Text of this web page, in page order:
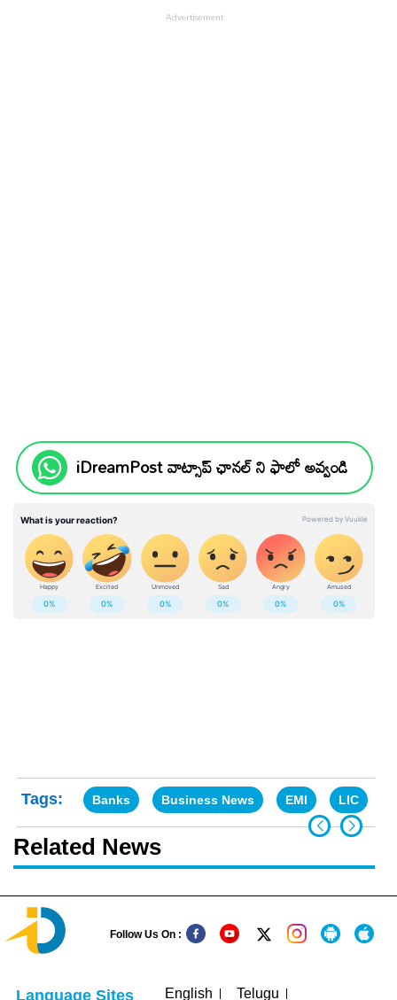
iDreamPost వాట్సాప్ ఛానల్ ని ఫాలో అవ్వండి
Tags: Banks Business News EMI LIC
Related News
Follow Us On :
Language Sites English Telugu